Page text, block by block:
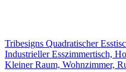
Tribesigns Quadratischer
Industrieller Esszimmertisch,
Kleiner Raum, Wohnzimmer,